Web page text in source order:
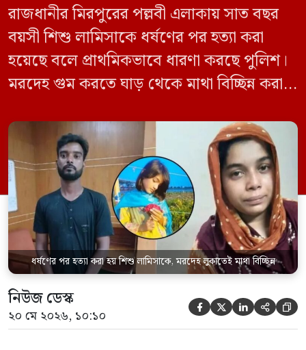
রাজধানীর মিরপুরের পল্লবী এলাকায় সাত বছর
বয়সী শিশু লামিসাকে ধর্ষণের পর হত্যা করা
হয়েছে বলে প্রাথমিকভাবে ধারণা করছে পুলিশ।
মরদেহ গুম করতে ঘাড় থেকে মাথা বিচ্ছিন্ন করা
চালানো হয় এই নৃশংস হত্যাকাণ্ডে পাশের ফ্ল্যাটের
ভাড়াটিয়া সোহেল রানা (৩০) ও তার স্ত্রী স্বপ্না
আক্তারকে (২৬) মাত্র ৭ ঘণ্টার […]
ধর্ষণের পর হত্যা করা হয় শিশু লামিসাকে, মরদেহ লুকাতেই মাথা বিচ্ছিন্ন
নিউজ ডেস্ক
২০ মে ২০২৬, ১০:১০     